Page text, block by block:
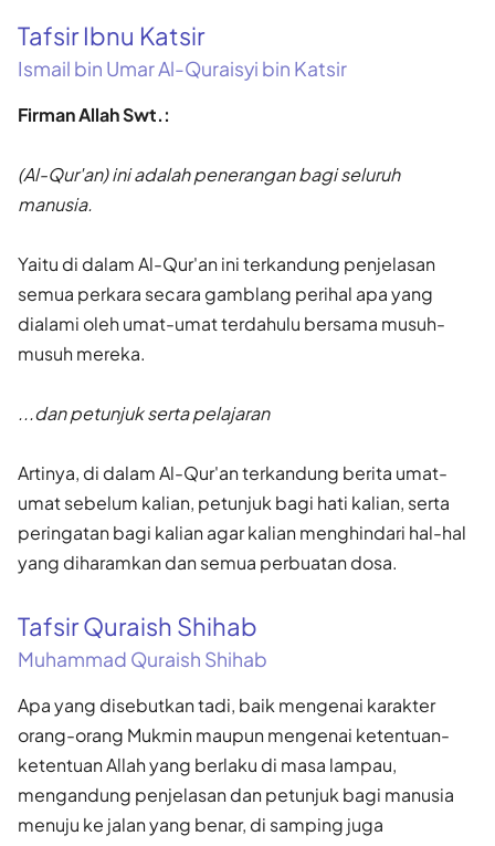
Tafsir Ibnu Katsir
Ismail bin Umar Al-Quraisyi bin Katsir
Firman Allah Swt.:
(Al-Qur'an) ini adalah penerangan bagi seluruh
manusia.
Yaitu di dalam Al-Qur'an ini terkandung penjelasan
semua perkara secara gamblang perihal apa yang
dialami oleh umat-umat terdahulu bersama musuh-
musuh mereka.
...dan petunjuk serta pelajaran
Artinya, di dalam Al-Qur'an terkandung berita umat-
umat sebelum kalian, petunjuk bagi hati kalian, serta
peringatan bagi kalian agar kalian menghindari hal-hal
yang diharamkan dan semua perbuatan dosa.
Tafsir Quraish Shihab
Muhammad Quraish Shihab
Apa yang disebutkan tadi, baik mengenai karakter
orang-orang Mukmin maupun mengenai ketentuan-
ketentuan Allah yang berlaku di masa lampau,
mengandung penjelasan dan petunjuk bagi manusia
menuju ke jalan yang benar, di samping juga